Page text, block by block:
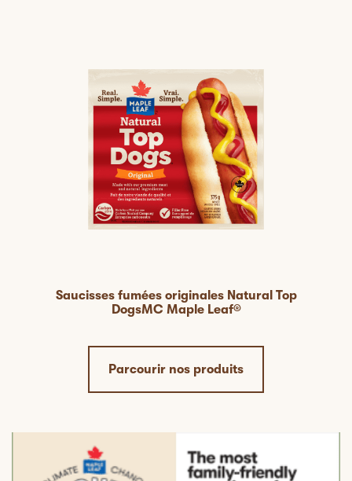
Saucisses fumées originales Natural Top
DogsMC Maple Leaf®
Parcourir nos produits